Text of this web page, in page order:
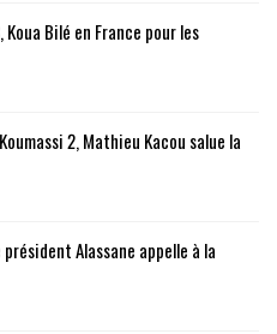
Bilé en France pour les
2, Mathieu Kacou salue la
Alassane appelle à la